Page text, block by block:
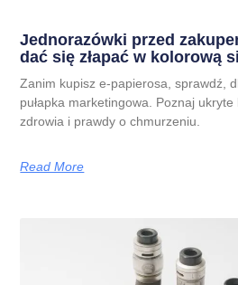
Jednorazówki przed
dać się złapać w kolorową
Zanim kupisz e-papierosa, sprawdź,
pułapka marketingowa. Poznaj
zdrowia i prawdy o chmurzeniu.
Read More